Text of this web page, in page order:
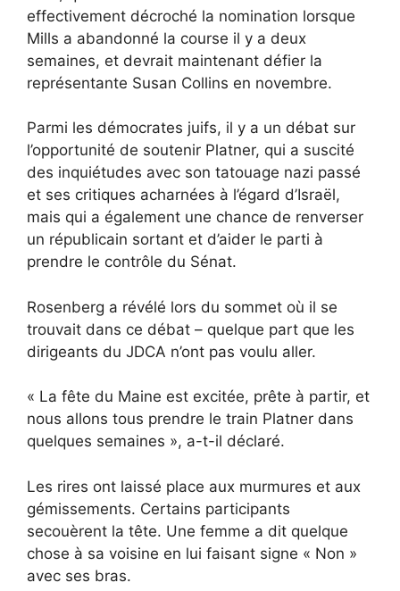
effectivement décroché la nomination lorsque
Mills a abandonné la course il y a deux
semaines, et devrait maintenant défier la
représentante Susan Collins en novembre.
Parmi les démocrates juifs, il y a un débat sur
l’opportunité de soutenir Platner, qui a suscité
des inquiétudes avec son tatouage nazi passé
et ses critiques acharnées à l’égard d’Israël,
mais qui a également une chance de renverser
un républicain sortant et d’aider le parti à
prendre le contrôle du Sénat.
Rosenberg a révélé lors du sommet où il se
trouvait dans ce débat – quelque part que les
dirigeants du JDCA n’ont pas voulu aller.
« La fête du Maine est excitée, prête à partir, et
nous allons tous prendre le train Platner dans
quelques semaines », a-t-il déclaré.
Les rires ont laissé place aux murmures et aux
gémissements. Certains participants
secouèrent la tête. Une femme a dit quelque
chose à sa voisine en lui faisant signe « Non »
avec ses bras.